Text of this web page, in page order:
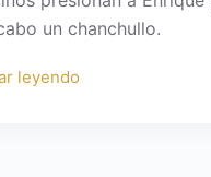
un chanchullo.
leyendo